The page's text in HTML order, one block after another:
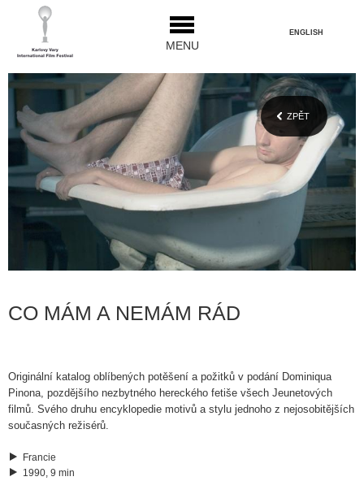
MENU
ENGLISH
ZPĚT
CO MÁM A NEMÁM RÁD
Originální katalog oblíbených potěšení a požitků v podání Dominiqua
Pinona, pozdějšího nezbytného hereckého fetiše všech Jeunetových
filmů. Svého druhu encyklopedie motivů a stylu jednoho z nejosobitějších
současných režisérů.
Francie
1990, 9 min